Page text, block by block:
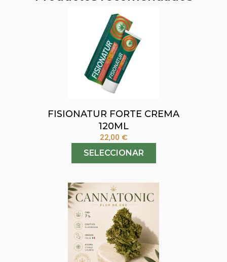
FISIONATUR FORTE CREMA
120ML
22,00 €
SELECCIONAR